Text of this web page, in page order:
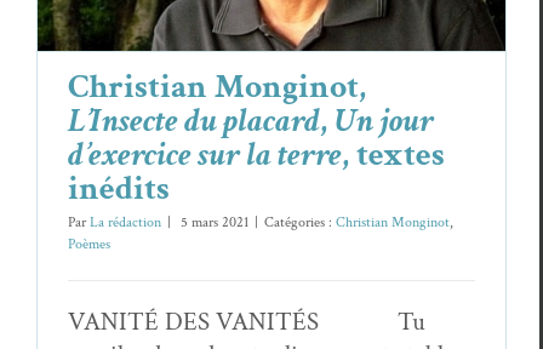
Christian Monginot,
L’Insecte du placard,Un jour
d’exercice sur la terre, textes
inédits
ParLa rédaction 5 mars 2021 Catégories : Christian Monginot,
Poèmes
VANITÉ DES VANITÉS Tu